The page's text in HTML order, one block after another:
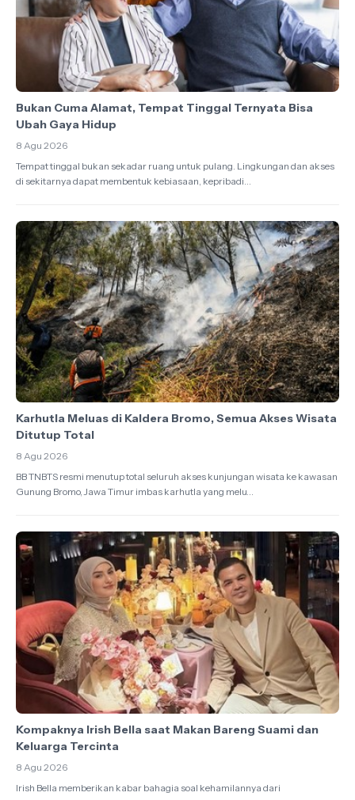
Bukan Cuma Alamat, Tempat Tinggal Ternyata Bisa
Ubah Gaya Hidup
8 Agu 2026
Tempat tinggal bukan sekadar ruang untuk pulang. Lingkungan dan akses
di sekitarnya dapat membentuk kebiasaan, kepribadi...
Karhutla Meluas di Kaldera Bromo, Semua Akses Wisata
Ditutup Total
8 Agu 2026
BB TNBTS resmi menutup total seluruh akses kunjungan wisata ke kawasan
Gunung Bromo, Jawa Timur imbas karhutla yang melu...
Kompaknya Irish Bella saat Makan Bareng Suami dan
Keluarga Tercinta
8 Agu 2026
Irish Bella memberikan kabar bahagia soal kehamilannya dari